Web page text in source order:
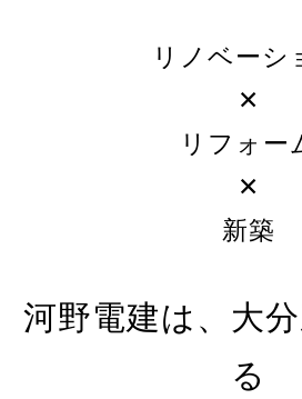
リノベーシ
✕
リフォー
✕
新築
河野電建は、大
る
PRIVACY